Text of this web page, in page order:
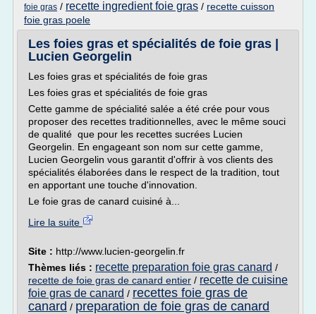
foie gras / recette ingredient foie gras / recette cuisson
foie gras poele
Les foies gras et spécialités de foie gras |
Lucien Georgelin
Les foies gras et spécialités de foie gras
Les foies gras et spécialités de foie gras
Cette gamme de spécialité salée a été crée pour vous
proposer des recettes traditionnelles, avec le même souci
de qualité que pour les recettes sucrées Lucien
Georgelin. En engageant son nom sur cette gamme,
Lucien Georgelin vous garantit d'offrir à vos clients des
spécialités élaborées dans le respect de la tradition, tout
en apportant une touche d'innovation.
Le foie gras de canard cuisiné à...
Lire la suite
Site : http://www.lucien-georgelin.fr
Thèmes liés : recette preparation foie gras canard /
recette de foie gras de canard entier / recette de cuisine
foie gras de canard / recettes foie gras de
canard / preparation de foie gras de canard